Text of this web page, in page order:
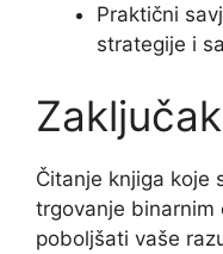
Praktični
strategije i
Zaključak
Čitanje knjiga koje
trgovanje binarnim
poboljšati vaše